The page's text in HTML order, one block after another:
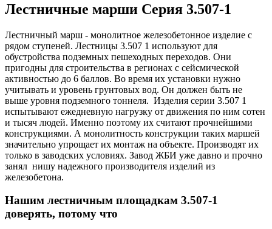
Лестничные марши Серия 3.507-1
Лестничный марш - монолитное железобетонное изделие с
рядом ступеней. Лестницы 3.507 1 используют для
обустройства подземных пешеходных переходов. Они
пригодны для строительства в регионах с сейсмической
активностью до 6 баллов. Во время их установки нужно
учитывать и уровень грунтовых вод. Он должен быть не
выше уровня подземного тоннеля. Изделия серии 3.507 1
испытывают ежедневную нагрузку от движения по ним сотен
и тысяч людей. Именно поэтому их считают прочнейшими
конструкциями. А монолитность конструкции таких маршей
значительно упрощает их монтаж на объекте. Производят их
только в заводских условиях. Завод ЖБИ уже давно и прочно
занял нишу надежного производителя изделий из
железобетона.
Нашим лестничным площадкам 3.507-1
доверять, потому что